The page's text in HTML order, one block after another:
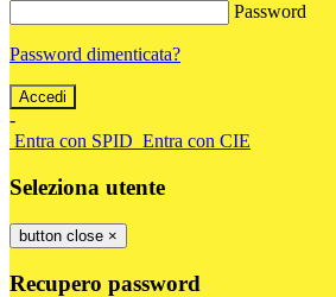
Password
Password dimenticata?
-
Entra con SPID Entra con CIE
Seleziona utente
button close ×
Recupero password